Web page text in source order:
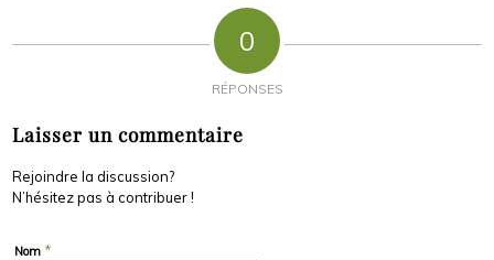
0
RÉPONSES
Laisser un commentaire
Rejoindre la discussion?
N’hésitez pas à contribuer !
Nom *